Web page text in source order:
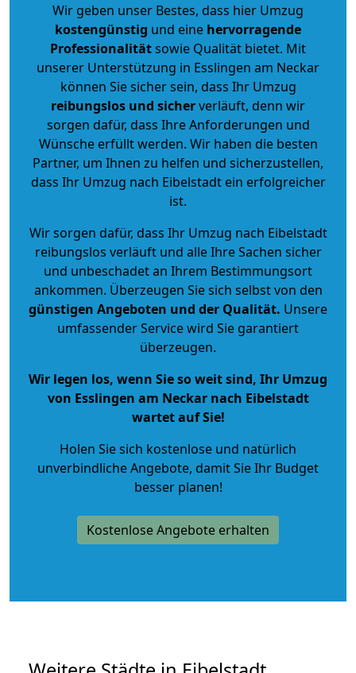
Wir geben unser Bestes, dass hier Umzug
kostengünstig und eine hervorragende
Professionalitätsowie Qualität bietet. Mit
unserer Unterstützung in Esslingen am Neckar
können Sie sicher sein, dass Ihr Umzug
reibungslos und sicherverläuft, denn wir
sorgen dafür, dass Ihre Anforderungen und
Wünsche erfüllt werden. Wir haben die besten
Partner, um Ihnen zu helfen und sicherzustellen,
dass Ihr Umzug nach Eibelstadt ein erfolgreicher
ist.
Wir sorgen dafür, dass Ihr Umzug nach Eibelstadt
reibungslos verläuft und alle Ihre Sachen sicher
und unbeschadet an Ihrem Bestimmungsort
ankommen. Überzeugen Sie sich selbst von den
günstigen Angeboten und der Qualität. Unsere
umfassender Service wird Sie garantiert
überzeugen.
Wir legen los, wenn Sie so weit sind, Ihr Umzug
von Esslingen am Neckar nach Eibelstadt
wartet auf Sie!
Holen Sie sich kostenlose und natürlich
unverbindliche Angebote, damit Sie Ihr Budget
besser planen!
Kostenlose Angebote erhalten